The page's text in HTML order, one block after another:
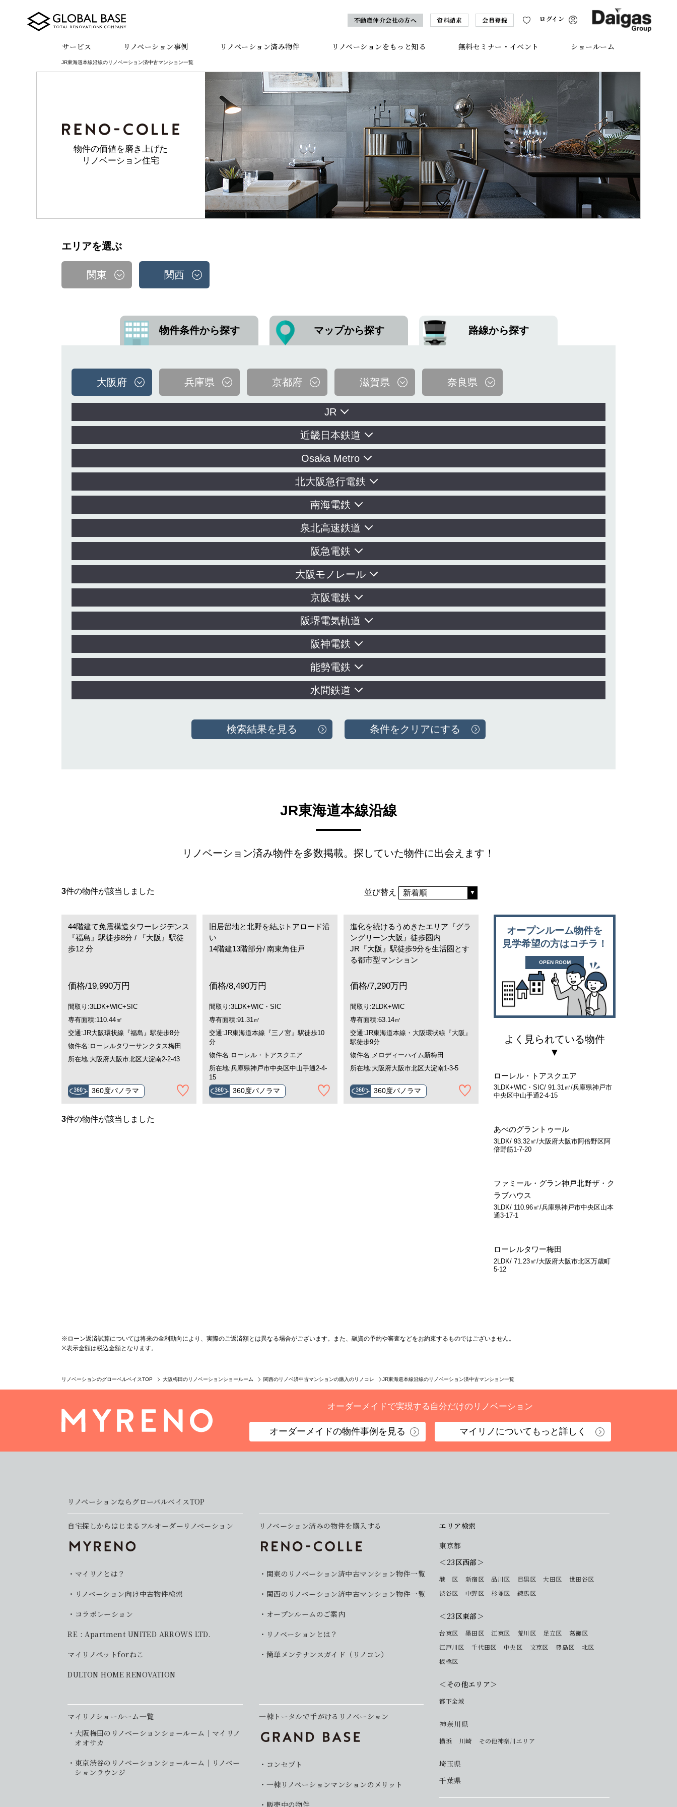
不動産仲介会社の方へ 資料請求 会員登録 ログイン
サービス リノベーション事例 リノベーション済み物件 リノベーションをもっと知る 無料セミナー・イベント ショールーム
JR東海道本線沿線のリノベーション済中古マンション一覧
物件の価値を磨き上げた
リノベーション住宅
エリアを選ぶ
関東 関西
物件条件から探す マップから探す 路線から探す
大阪府 兵庫県 京都府 滋賀県 奈良県
JR
近畿日本鉄道
Osaka Metro
北大阪急行電鉄
南海電鉄
泉北高速鉄道
阪急電鉄
大阪モノレール
京阪電鉄
阪堺電気軌道
阪神電鉄
能勢電鉄
水間鉄道
JR東海道本線沿線
リノベーション済み物件を多数掲載。 探していた物件に出会えます！
3件の物件が該当しました 並び替え
44階建て免震構造タワーレジデンス
『福島』駅徒歩8分 / 『大阪』駅徒
歩12 分
価格/19,990万円
間取り:3LDK+WIC+SIC
専有面積:110.44㎡
交通:JR大阪環状線『福島』駅徒歩8分
物件名:ローレルタワーサンクタス梅田
所在地:大阪府大阪市北区大淀南2-2-43
360度パノラマ
旧居留地と北野を結ぶトアロード沿
い
14階建13階部分/ 南東角住戸
価格/8,490万円
間取り:3LDK+WIC・SIC
専有面積:91.31㎡
交通:JR東海道本線『三ノ宮』駅徒歩10
分
物件名:ローレル・トアスクエア
所在地:兵庫県神戸市中央区中山手通2-4-
15
360度パノラマ
進化を続けるうめきたエリア『グラ
ングリーン大阪』徒歩圏内
JR『大阪』駅徒歩9分を生活圏とす
る都市型マンション
価格/7,290万円
間取り:2LDK+WIC
専有面積:63.14㎡
交通:JR東海道本線・大阪環状線『大阪』
駅徒歩9分
物件名:メロディーハイム新梅田
所在地:大阪府大阪市北区大淀南1-3-5
360度パノラマ
3件の物件が該当しました
オープンルーム物件を
見学希望の方はコチラ！
OPEN ROOM
よく見られている物件
ローレル・トアスクエア
3LDK+WIC・SIC/ 91.31㎡/兵庫県神戸市
中央区中山手通2-4-15
あべのグラントゥール
3LDK/ 93.32㎡/大阪府大阪市阿倍野区阿
倍野筋1-7-20
ファミール・グラン神戸北野ザ・ク
ラブハウス
3LDK/ 110.96㎡/兵庫県神戸市中央区山本
通3-17-1
ローレルタワー梅田
2LDK/ 71.23㎡/大阪府大阪市北区万歳町
5-12
※ローン返済試算については将来の金利動向により、実際のご返済額とは異なる場合がございます。また、融資の予約や審査などをお約束するものではございません。
※表示金額は税込金額となります。
リノベーションのグローベルベイスTOP 大阪梅田のリノベーションショールーム 関西のリノベ済中古マンションの購入のリノコレ JR東海道本線沿線のリノベーション済中古マンション一覧
オーダーメイドで実現する 自分だけのリノベーション
オーダーメイドの物件事例を見る マイリノについて もっと詳しく
リノベーションならグローバルベイスTOP
自宅探しからはじまるフルオーダーリノベーション
マイリノとは？
リノベーション向け中古物件検索
コラボレーション
RE : Apartment UNITED ARROWS LTD.
マイリノペットforねこ
DULTON HOME RENOVATION
マイリノショールーム一覧
大阪梅田のリノベーションショールーム｜マイリノ
オオサカ
東京渋谷のリノベーションショールーム｜リノベー
ションラウンジ
リノベーション済みの物件を購入する
関東のリノベーション済中古マンション物件一覧
関西のリノベーション済中古マンション物件一覧
オープンルームのご案内
リノベーションとは？
簡単メンテナンスガイド（リノコレ）
エリア検索
東京都
＜23区西部＞
港 区 新宿区 品川区 目黒区 大田区
世田谷区
渋谷区
中野区 杉並区 練馬区
＜23区東部＞
台東区 墨田区 江東区 荒川区 足立区
葛飾区
江戸川区
千代田区 中央区 文京区 豊島区
北区
板橋区
＜その他エリア＞
都下全域
神奈川県
横浜 川崎 その他神奈川エリア
埼玉県
千葉県
一棟トータルで手がけるリノベーション
コンセプト
一棟リノベーションマンションのメリット
販売中の物件